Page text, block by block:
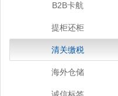
B2B卡航
提柜还柜
清关缴税
海外仓储